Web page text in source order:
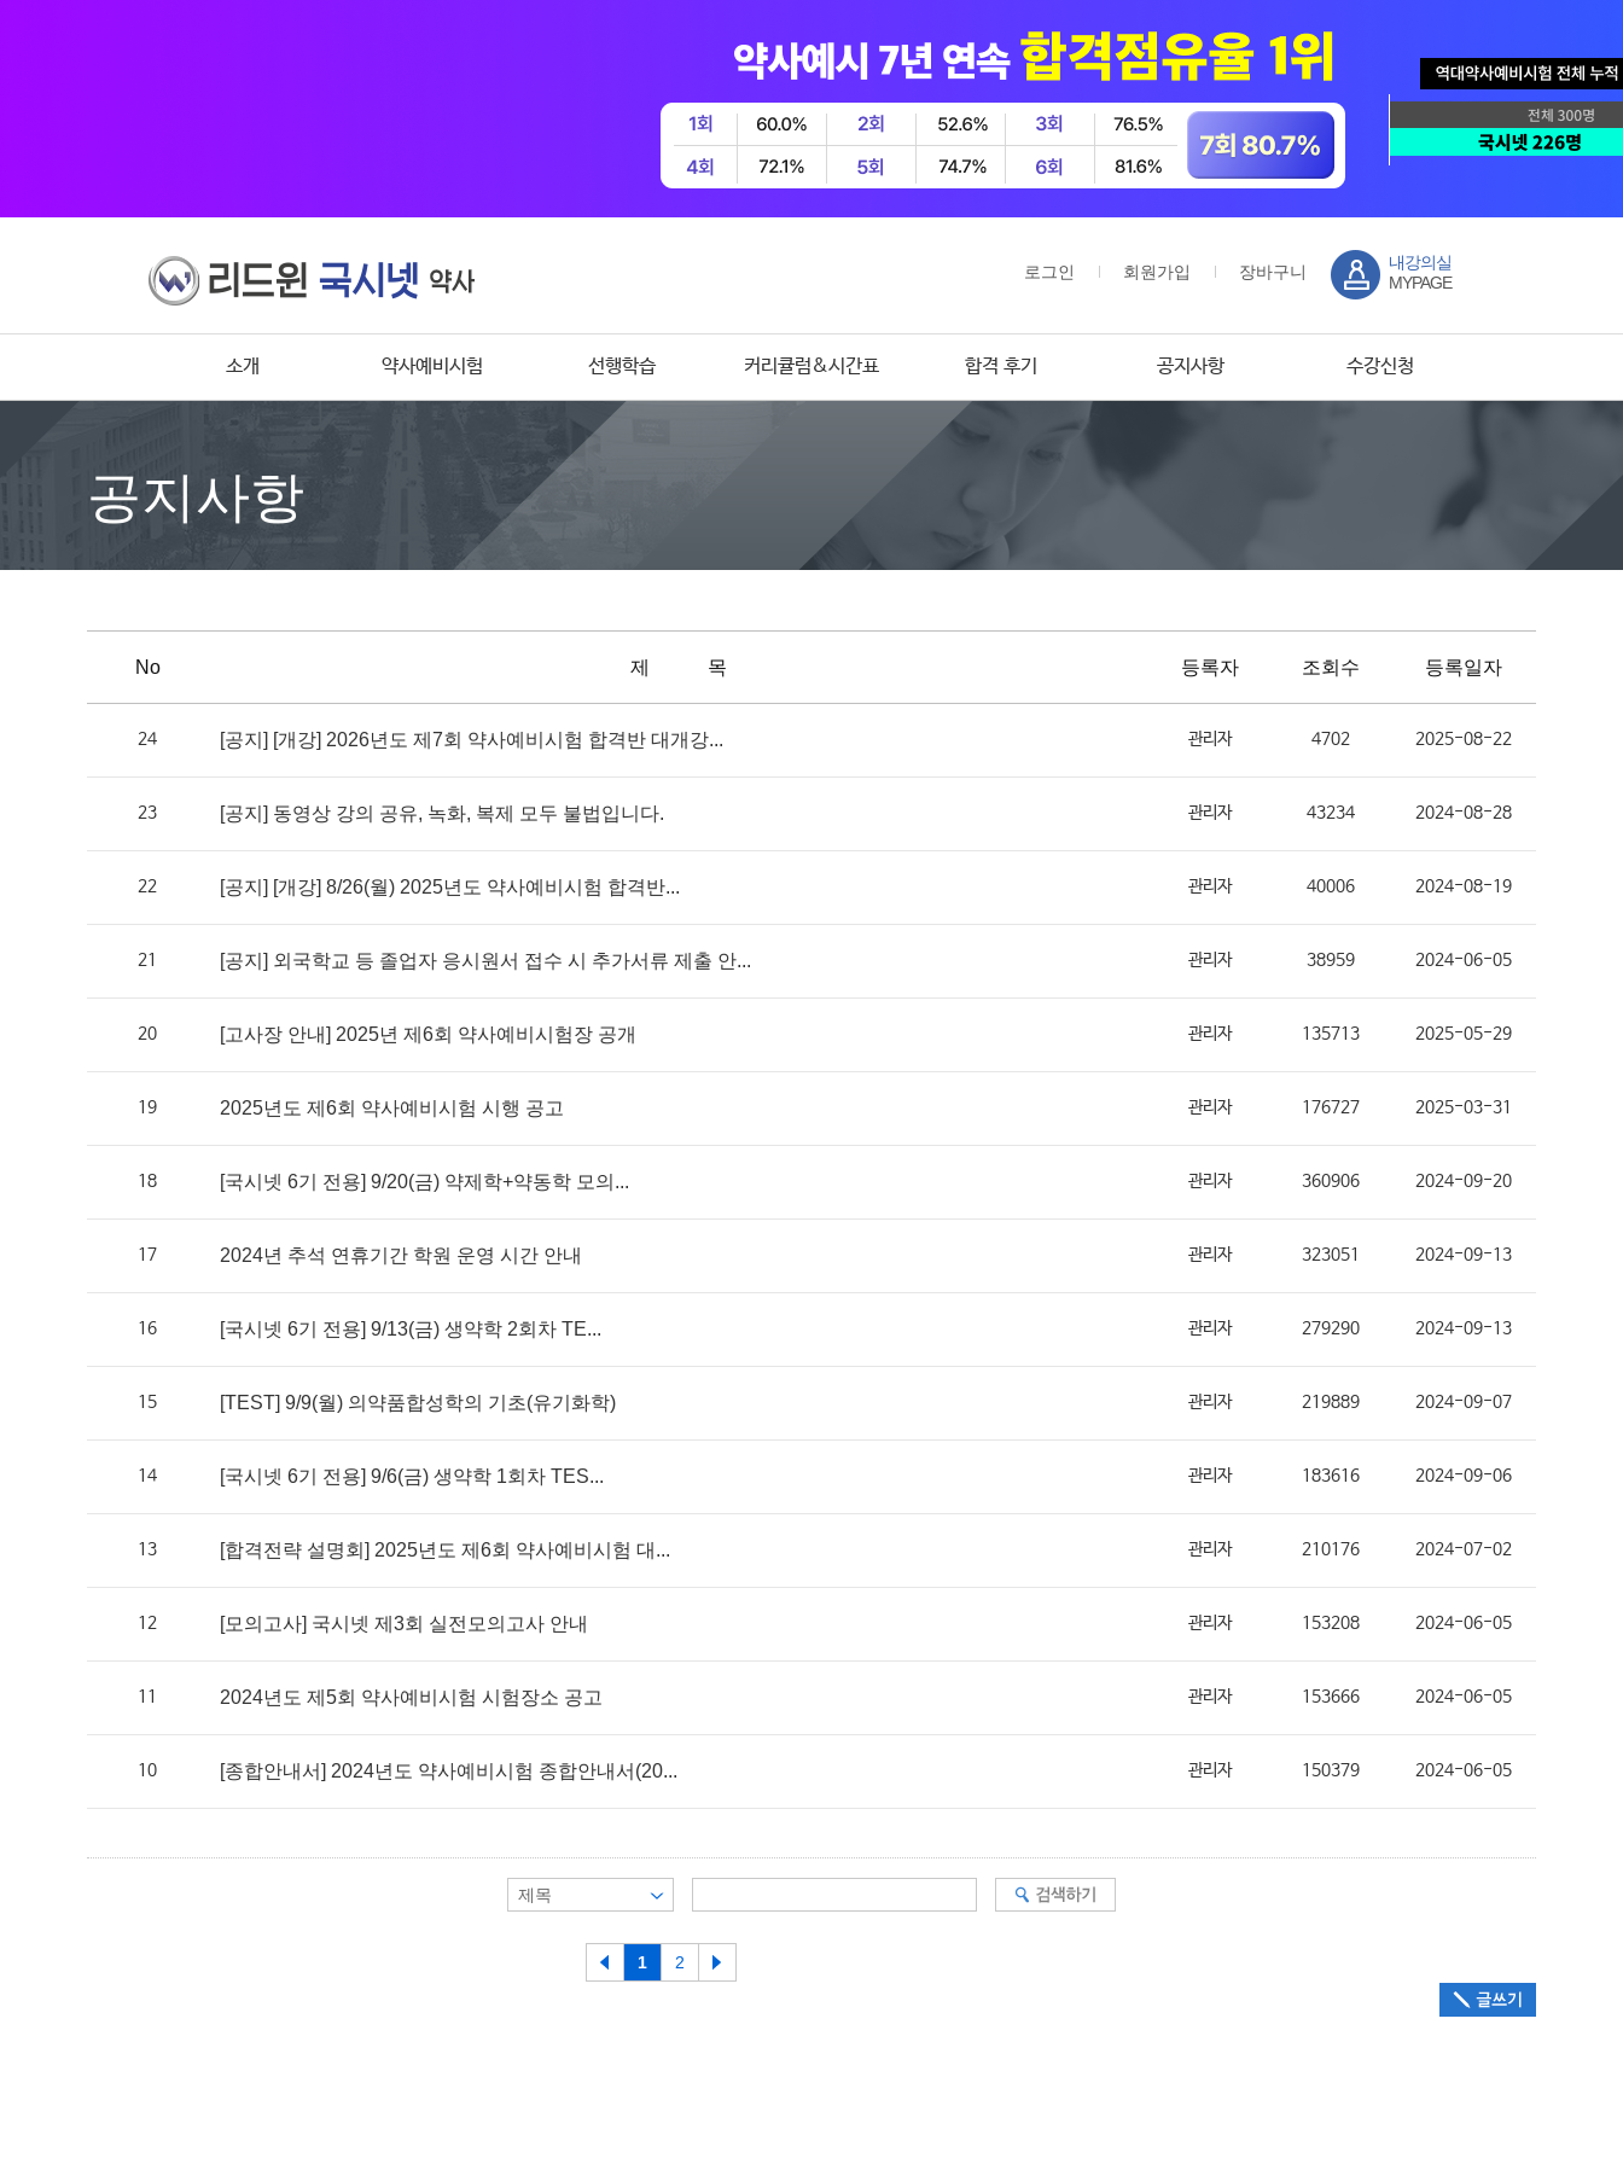
로그인 회원가입 장바구니
내강의실
MYPAGE
소개 약사예비시험 선행학습 커리큘럼&시간표 합격 후기 공지사항 수강신청
공지사항
No 제 목 등록자 조회수 등록일자
24 [공지] [개강] 2026년도 제7회 약사예비시험 합격반 대개강... 관리자 4702 2025-08-22
23 [공지] 동영상 강의 공유, 녹화, 복제 모두 불법입니다. 관리자 43234 2024-08-28
22 [공지] [개강] 8/26(월) 2025년도 약사예비시험 합격반... 관리자 40006 2024-08-19
21 [공지] 외국학교 등 졸업자 응시원서 접수 시 추가서류 제출 안... 관리자 38959 2024-06-05
20 [고사장 안내] 2025년 제6회 약사예비시험장 공개 관리자 135713 2025-05-29
19 2025년도 제6회 약사예비시험 시행 공고 관리자 176727 2025-03-31
18 [국시넷 6기 전용] 9/20(금) 약제학+약동학 모의... 관리자 360906 2024-09-20
17 2024년 추석 연휴기간 학원 운영 시간 안내 관리자 323051 2024-09-13
16 [국시넷 6기 전용] 9/13(금) 생약학 2회차 TE... 관리자 279290 2024-09-13
15 [TEST] 9/9(월) 의약품합성학의 기초(유기화학) 관리자 219889 2024-09-07
14 [국시넷 6기 전용] 9/6(금) 생약학 1회차 TES... 관리자 183616 2024-09-06
13 [합격전략 설명회] 2025년도 제6회 약사예비시험 대... 관리자 210176 2024-07-02
12 [모의고사] 국시넷 제3회 실전모의고사 안내 관리자 153208 2024-06-05
11 2024년도 제5회 약사예비시험 시험장소 공고 관리자 153666 2024-06-05
10 [종합안내서] 2024년도 약사예비시험 종합안내서(20... 관리자 150379 2024-06-05
1 2